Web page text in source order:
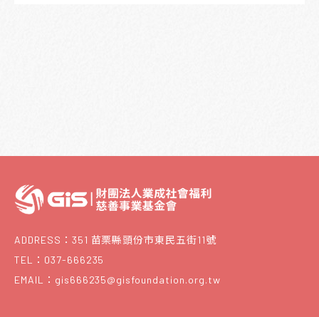
ADDRESS：351 苗栗縣頭份市東民五街11號
TEL：037-666235
EMAIL：gis666235@gisfoundation.org.tw